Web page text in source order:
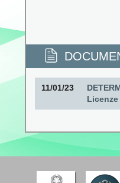
11/01/23